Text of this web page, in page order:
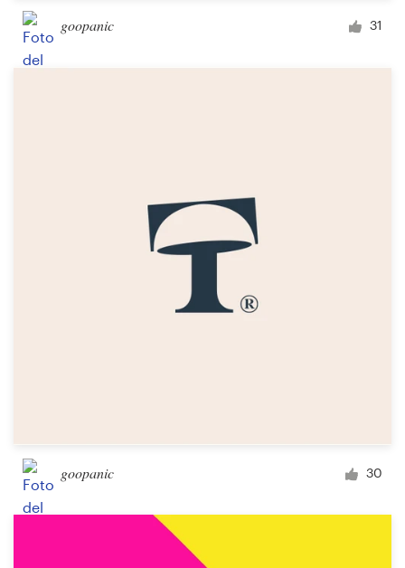
goopanic 31
goopanic 30